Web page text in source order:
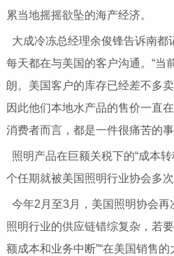
累当地摇摇欲坠的海产经济。
大成冷冻总经理余俊锋告诉南都
每天都在与美国的客户沟通。“当
朗。美国客户的库存已经差不多
因此他们本地水产品的售价一直
消费者而言，都是一件很痛苦的
照明产品在巨额关税下的“成本
个任期就被美国照明行业协会多次
今年2月至3月，美国照明协会再
照明行业的供应链错综复杂，若
额成本和业务中断”“在美国销售